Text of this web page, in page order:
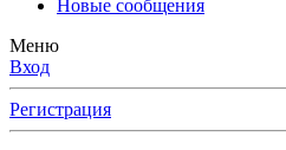
Новые сообщения
Меню
Вход
Регистрация